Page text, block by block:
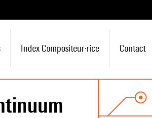
Index Compositeur·rice Contact